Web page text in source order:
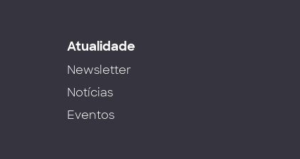
Atualidade
Newsletter
Notícias
Eventos